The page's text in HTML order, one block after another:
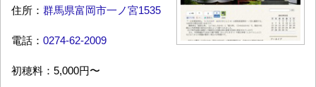
住所： 群馬県富岡市一ノ宮1535
電話： 0274-62-2009
初穂料：5,000円〜